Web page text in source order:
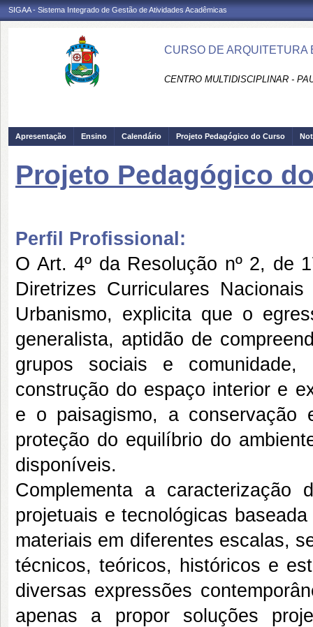
SIGAA - Sistema Integrado de Gestão de Atividades Acadêmicas
CURSO DE ARQUITETURA
CENTRO MULTIDISCIPLINAR -
Apresentação Ensino Calendário Projeto Pedagógico do Curso
Projeto Pedagógico
Perfil Profissional:
O Art. 4º da Resolução nº 2, de
Diretrizes Curriculares
Urbanismo, explicita que o
generalista, aptidão de
grupos sociais e
construção do espaço interior e
e o paisagismo, a conservação
proteção do equilíbrio do
disponíveis.
Complementa a
projetuais e tecnológicas
materiais em diferentes escalas,
técnicos, teóricos, históricos e
diversas expressões
apenas a propor soluções